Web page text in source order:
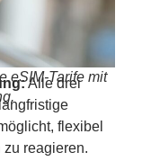
eSIM-Tarife mit
Alle drei
flexibel
reagieren.